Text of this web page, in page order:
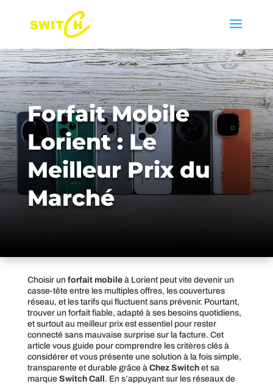
Forfait Mobile
Lorient : Le
Meilleur Prix du
Marché
Choisir un forfait mobileà Lorient peut vite devenir un
casse-tête entre les multiples offres, les couvertures
réseau, et les tarifs qui fluctuent sans prévenir. Pourtant,
trouver un forfait fiable, adapté à ses besoins quotidiens,
et surtout au meilleur prix est essentiel pour rester
connecté sans mauvaise surprise sur la facture. Cet
article vous guide pour comprendre les critères clés à
considérer et vous présente une solution à la fois simple,
transparente et durable grâce à Chez Switchet sa
marque Switch Call. En s’appuyant sur les réseaux de